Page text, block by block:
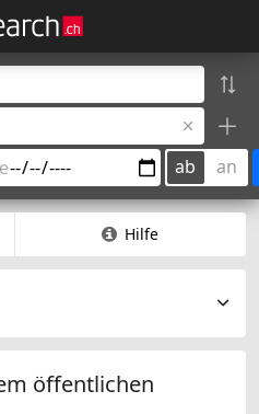
ab an
Hilfe
öffentlichen